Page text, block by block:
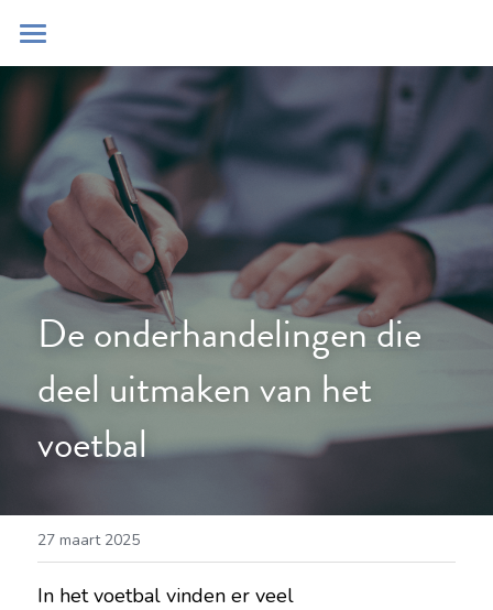
Home
Blog
Contact
Zoeken
POWERED BY
De onderhandelingen die
deel uitmaken van het
voetbal
27 maart 2025
In het voetbal vinden er veel